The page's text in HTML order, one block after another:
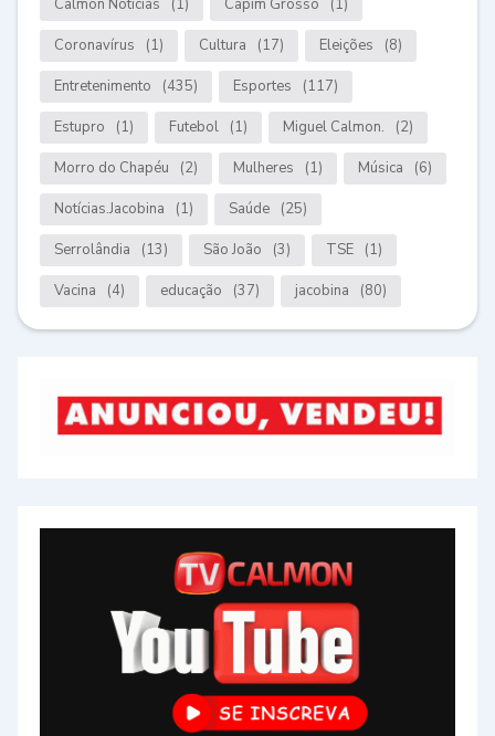
Calmon Notícias (1) Capim Grosso (1)
Coronavírus (1) Cultura (17) Eleições (8)
Entretenimento (435) Esportes (117)
Estupro (1) Futebol (1) Miguel Calmon. (2)
Morro do Chapéu (2) Mulheres (1) Música (6)
Notícias.Jacobina (1) Saúde (25)
Serrolândia (13) São João (3) TSE (1)
Vacina (4) educação (37) jacobina (80)